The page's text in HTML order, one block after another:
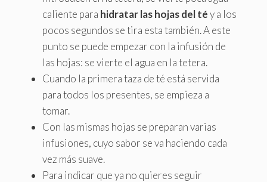
caliente para hidratar las hojas del téy a los
pocos segundos se tira esta también. A este
punto se puede empezar con la infusión de
las hojas: se vierte el agua en la tetera.
Cuando la primera taza de té está servida
para todos los presentes, se empieza a
tomar.
Con las mismas hojas se preparan varias
infusiones, cuyo sabor se va haciendo cada
vez más suave.
Para indicar que ya no quieres seguir